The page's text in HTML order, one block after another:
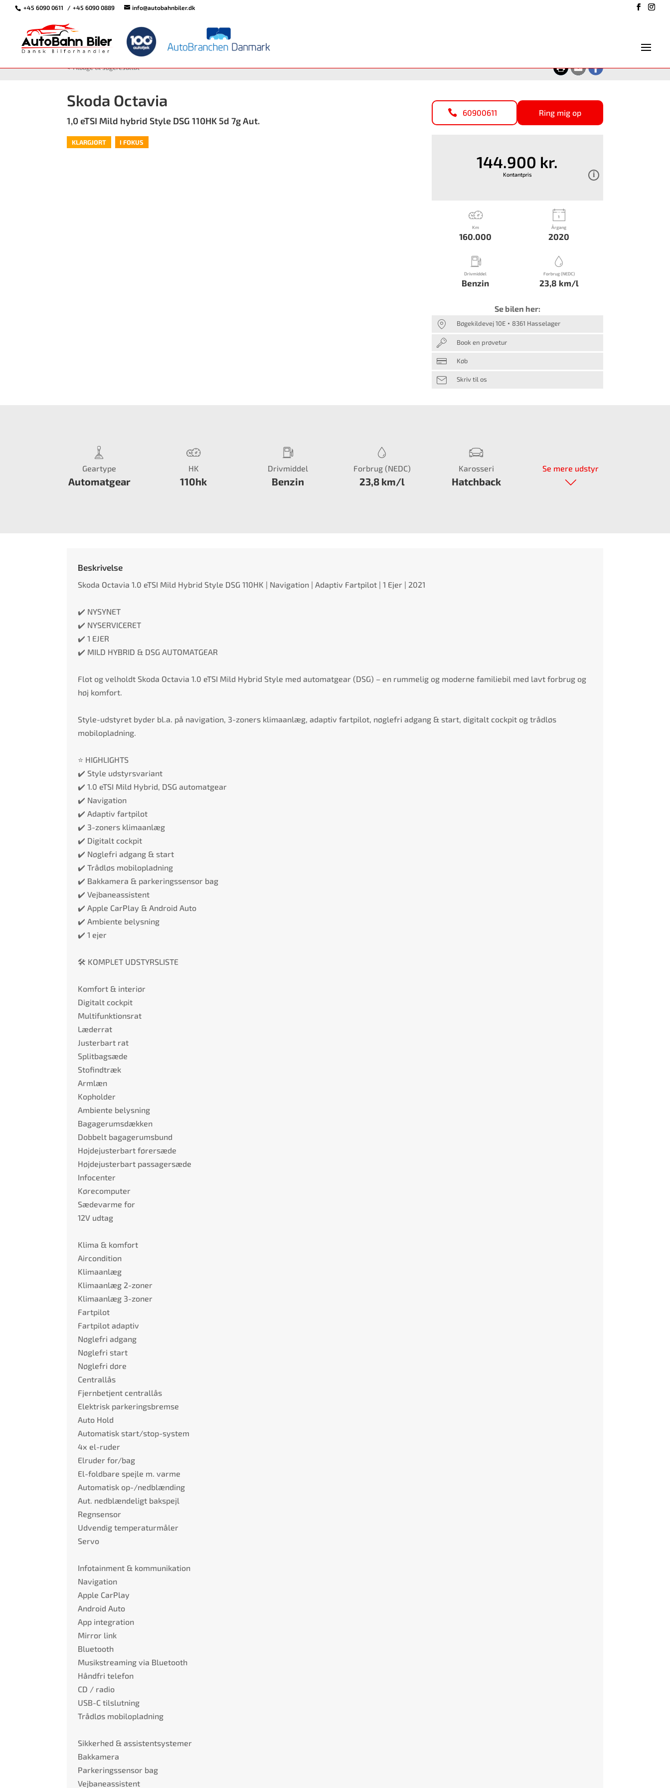
+45 6090 0611 +45 6090 0889 info@autobahnbiler.dk
<Tilbage til søgeresultat
Skoda Octavia
1,0 eTSI Mild hybrid Style DSG 110HK 5d 7g Aut.
60900611 Ring mig op
KLARGJORT I FOKUS
144.900 kr.
Kontantpris
Km
160.000
Årgang
2020
Drivmiddel
Benzin
Forbrug (NEDC)
23,8 km/l
Se bilen her:
Bøgekildevej 10E 8361 Hasselager
Book en prøvetur
Køb
Skriv til os
Geartype
Automatgear
HK
110hk
Drivmiddel
Benzin
Forbrug (NEDC)
23,8 km/l
Karosseri
Hatchback
Se mere udstyr
Beskrivelse
Skoda Octavia 1.0 eTSI Mild Hybrid Style DSG 110HK | Navigation | Adaptiv Fartpilot | 1 Ejer | 2021
✔️ NYSYNET
✔️ NYSERVICERET
✔️ 1 EJER
✔️ MILD HYBRID & DSG AUTOMATGEAR
Flot og velholdt Skoda Octavia 1.0 eTSI Mild Hybrid Style med automatgear (DSG) – en rummelig og moderne familiebil med lavt forbrug og
høj komfort.
Style-udstyret byder bl.a. på navigation, 3-zoners klimaanlæg, adaptiv fartpilot, nøglefri adgang & start, digitalt cockpit og trådløs
mobilopladning.
⭐ HIGHLIGHTS
✔️ Style udstyrsvariant
✔️ 1.0 eTSI Mild Hybrid, DSG automatgear
✔️ Navigation
✔️ Adaptiv fartpilot
✔️ 3-zoners klimaanlæg
✔️ Digitalt cockpit
✔️ Nøglefri adgang & start
✔️ Trådløs mobilopladning
✔️ Bakkamera & parkeringssensor bag
✔️ Vejbaneassistent
✔️ Apple CarPlay & Android Auto
✔️ Ambiente belysning
✔️ 1 ejer
🛠️ KOMPLET UDSTYRSLISTE
Komfort & interiør
Digitalt cockpit
Multifunktionsrat
Læderrat
Justerbart rat
Splitbagsæde
Stofindtræk
Armlæn
Kopholder
Ambiente belysning
Bagagerumsdækken
Dobbelt bagagerumsbund
Højdejusterbart førersæde
Højdejusterbart passagersæde
Infocenter
Kørecomputer
Sædevarme for
12V udtag
Klima & komfort
Aircondition
Klimaanlæg
Klimaanlæg 2-zoner
Klimaanlæg 3-zoner
Fartpilot
Fartpilot adaptiv
Nøglefri adgang
Nøglefri start
Nøglefri døre
Centrallås
Fjernbetjent centrallås
Elektrisk parkeringsbremse
Auto Hold
Automatisk start/stop-system
4x el-ruder
Elruder for/bag
El-foldbare spejle m. varme
Automatisk op-/nedblænding
Aut. nedblændeligt bakspejl
Regnsensor
Udvendig temperaturmåler
Servo
Infotainment & kommunikation
Navigation
Apple CarPlay
Android Auto
App integration
Mirror link
Bluetooth
Musikstreaming via Bluetooth
Håndfri telefon
CD / radio
USB-C tilslutning
Trådløs mobilopladning
Sikkerhed & assistentsystemer
Bakkamera
Parkeringssensor bag
Vejbaneassistent